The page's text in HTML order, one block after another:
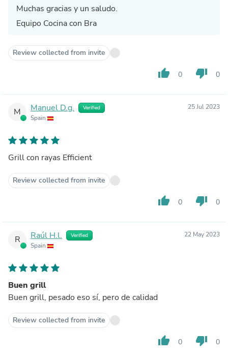
Muchas gracias y un saludo.
Equipo Cocina con Bra
Review collected from invite
thumb_up 0 thumb_down 0
M Manuel D.g. Verified
Spain
25 Jul 2023
Grill con rayas Efficient
Review collected from invite
thumb_up 0 thumb_down 0
R Raúl H.l. Verified
Spain
22 May 2023
Buen grill
Buen grill, pesado eso sí, pero de calidad
Review collected from invite
thumb_up 0 thumb_down 0